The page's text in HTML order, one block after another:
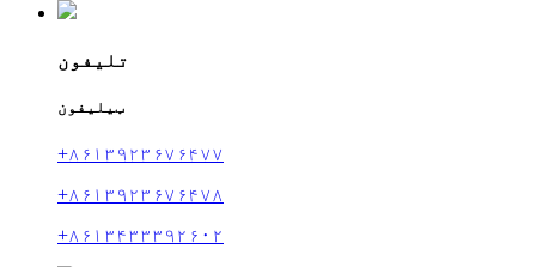
تلیفون
ټیلیفون
+۸۶۱۳۹۲۳۶۷۶۴۷۷
+۸۶۱۳۹۲۳۶۷۶۴۷۸
+۸۶۱۳۴۳۳۳۹۲۶۰۲